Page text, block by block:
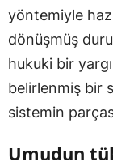
yöntemiyle
dönüşmüş
hukuki bir
belirlenmiş bir
sistemin
Umudun